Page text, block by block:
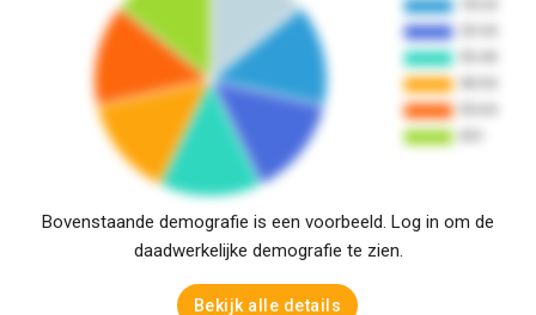
Bovenstaande demografie is een voorbeeld. Log in om de
daadwerkelijke demografie te zien.
Bekijk alle details